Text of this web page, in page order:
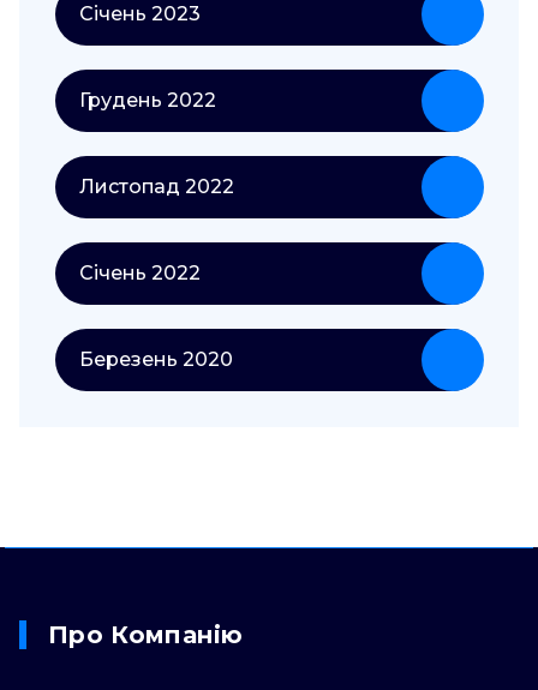
Січень 2023
Грудень 2022
Листопад 2022
Січень 2022
Березень 2020
Про Компанію